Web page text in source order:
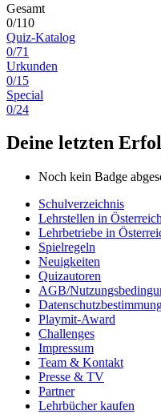
Gesamt
0/110
Quiz-Katalog
0/71
Urkunden
0/15
Special
0/24
Deine letzten
Noch kein Badge
Schulverzeichnis
Lehrstellen in Österreich
Lehrbetriebe in
Spielregeln
Neuigkeiten
Quizautoren
AGB/
Playmit-Award
Challenges
Impressum
Team & Kontakt
Presse & TV
Partner
Lehrbücher kaufen